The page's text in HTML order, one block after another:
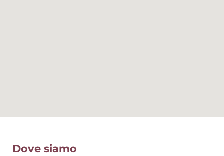
Dove siamo